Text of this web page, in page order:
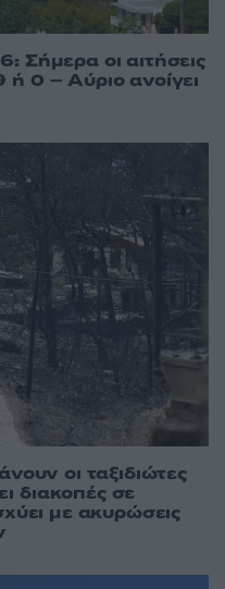
Σήμερα οι αιτήσεις
0 – Αύριο ανοίγει
οι ταξιδιώτες
διακοπές σε
με ακυρώσεις